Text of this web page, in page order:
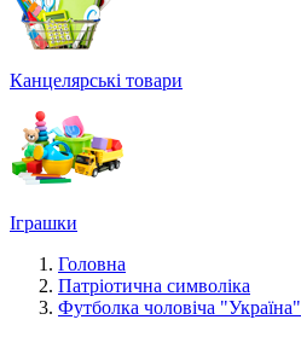
Канцелярські товари
Іграшки
Головна
Патріотична символіка
Футболка чоловіча "Україна"